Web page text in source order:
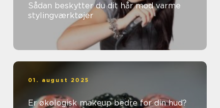
Sådan beskytter du dit hår mod varme
stylingværktøjer
01. august 2025
Er økologisk makeup bedre for din hud?